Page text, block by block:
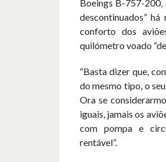
Boeings B-757-200,
descontinuados”
conforto dos
quilómetro voado
“Basta dizer que,
do mesmo tipo, o
Ora se
iguais, jamais os
com pompa e
rentável”.